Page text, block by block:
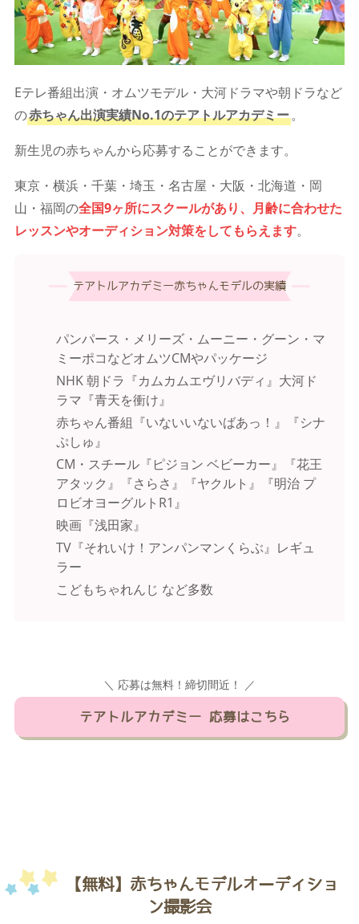
Eテレ番組出演・オムツモデル・大河ドラマや朝ドラなど
の赤ちゃん出演実績No.1のテアトルアカデミー。
新生児の赤ちゃんから応募することができます。
東京・横浜・千葉・埼玉・名古屋・大阪・北海道・岡
山・福岡の全国9ヶ所にスクールがあり、月齢に合わせた
レッスンやオーディション対策をしてもらえます。
テアトルアカデミー赤ちゃんモデルの実績
パンパース・メリーズ・ムーニー・グーン・マ
ミーポコなどオムツCMやパッケージ
NHK 朝ドラ『カムカムエヴリバディ』大河ド
ラマ『青天を衝け』
赤ちゃん番組『いないいないばあっ！』『シナ
ぷしゅ』
CM・スチール『ピジョン ベビーカー』『花王
アタック』『さらさ』『ヤクルト』『明治 プ
ロビオヨーグルトR1』
映画『浅田家』
TV『それいけ！アンパンマンくらぶ』レギュ
ラー
こどもちゃれんじ など多数
＼ 応募は無料！締切間近！ ／
テアトルアカデミー 応募はこちら
【無料】赤ちゃんモデルオーディショ
ン撮影会